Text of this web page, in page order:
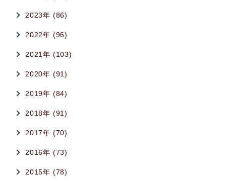
2023年 (86)
2022年 (96)
2021年 (103)
2020年 (91)
2019年 (84)
2018年 (91)
2017年 (70)
2016年 (73)
2015年 (78)